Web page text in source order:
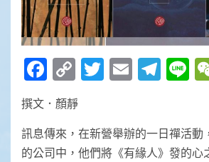
Facebook
Copy
Link
Twitter
Email
撰文．顏靜
訊息傳來，在新營舉辦的一日禪活動
的公司中，他們將《有緣人》發的心